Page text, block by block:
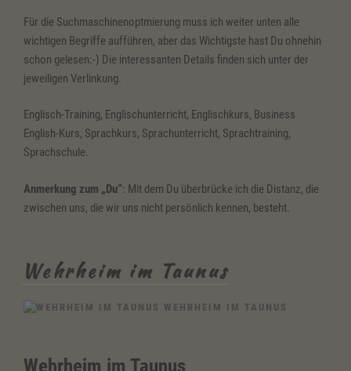
Für die Suchmaschinenoptmierung muss ich weiter unten alle
wichtigen Begriffe aufführen, aber das Wichtigste hast Du ohnehin
schon gelesen:-) Die interessanten Details finden sich unter der
jeweiligen Verlinkung.
Englisch-Training, Englischunterricht, Englischkurs, Business
English-Kurs, Sprachkurs, Sprachunterricht, Sprachtraining,
Sprachschule.
Anmerkung zum „Du“: Mit dem Du überbrücke ich die Distanz, die
zwischen uns, die wir uns nicht persönlich kennen, besteht.
Wehrheim im Taunus
WEHRHEIM IM TAUNUS
Wehrheim im Taunus